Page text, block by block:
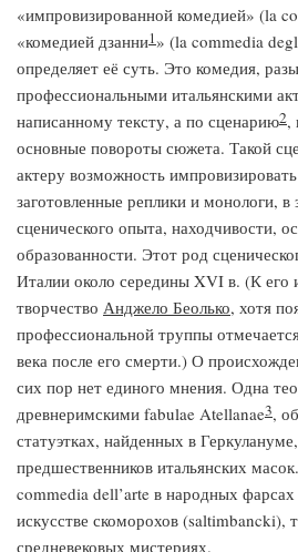
«импровизированной комедией» (la
«комедией дзанни1» (la commedia
определяет её суть. Это комедия,
профессиональными итальянскими
написанному тексту, а по сценарию2,
основные повороты сюжета. Такой
актеру возможность
заготовленные реплики и монологи, в
сценического опыта, находчивости,
образованности. Этот род
Италии около середины XVI в. (К его
творчество Анджело Беолько, хотя
профессиональной труппы
века после его смерти.) О
сих пор нет единого мнения. Одна
древнеримскими fabulae Atellanae3,
статуэтках, найденных в
предшественников итальянских
commedia dell’arte в народных фарсах
искусстве скоморохов (saltimbancki),
средневековых мистериях.